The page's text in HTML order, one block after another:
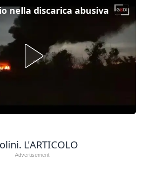
nella discarica abusiva
L'ARTICOLO